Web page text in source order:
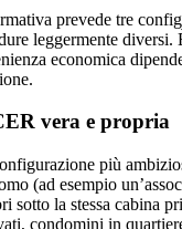
prevede tre
leggermente diversi.
economica
vera e propria
più
(ad esempio
sotto la stessa cabina
condomini in